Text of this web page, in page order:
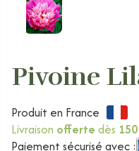
Pivoine
Produit en France
Livraison offerte dès
Paiement sécurisé avec :